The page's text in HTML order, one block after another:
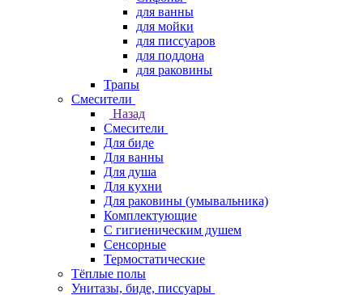
для ванны
для мойки
для писсуаров
для поддона
для раковины
Трапы
Смесители
Назад
Смесители
Для биде
Для ванны
Для душа
Для кухни
Для раковины (умывальника)
Комплектующие
С гигиеническим душем
Сенсорные
Термостатические
Тёплые полы
Унитазы, биде, писсуары